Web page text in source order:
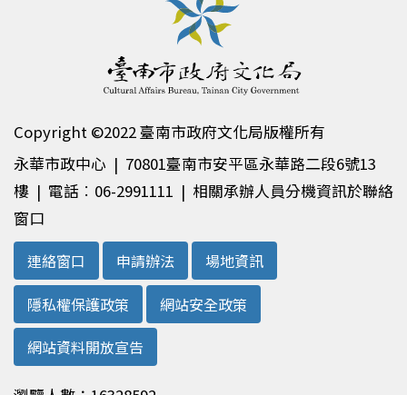
Copyright ©2022 臺南市政府文化局版權所有
永華市政中心 | 70801臺南市安平區永華路二段6號13
樓 | 電話︰06-2991111 | 相關承辦人員分機資訊於聯絡
窗口
連絡窗口
申請辦法
場地資訊
隱私權保護政策
網站安全政策
網站資料開放宣告